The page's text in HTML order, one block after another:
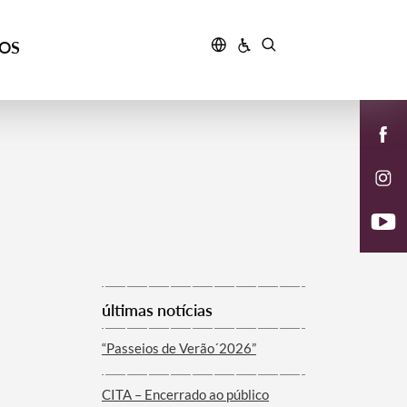
últimas notícias
“Passeios de Verão´2026”
CITA – Encerrado ao público